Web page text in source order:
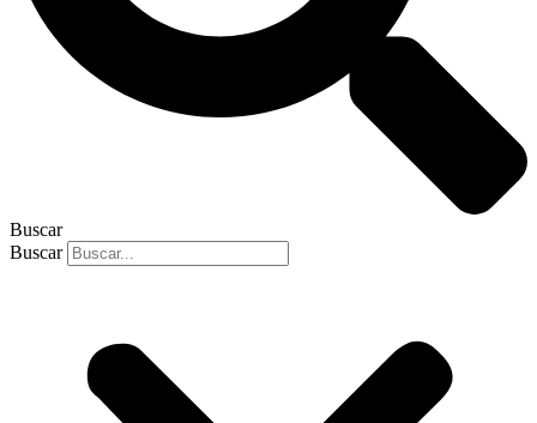
Buscar
Buscar